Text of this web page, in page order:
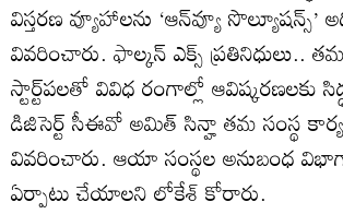
విస్తరణ వ్యూహాలను ‘ఆన్‌వ్యూ
వివరించారు. ఫాల్కన్‌ ఎక్స్‌ ప్రతినిధులు..
స్టార్ట్‌పలతో వివిధ రంగాల్లో ఆవిష్కరణలకు
డిజిసెర్ట్‌ సీఈవో అమిత్‌ సిన్హా తమ సంస్థ
వివరించారు. ఆయా సంస్థల అనుబంధ
ఏర్పాటు చేయాలని లోకేశ్‌ కోరారు.